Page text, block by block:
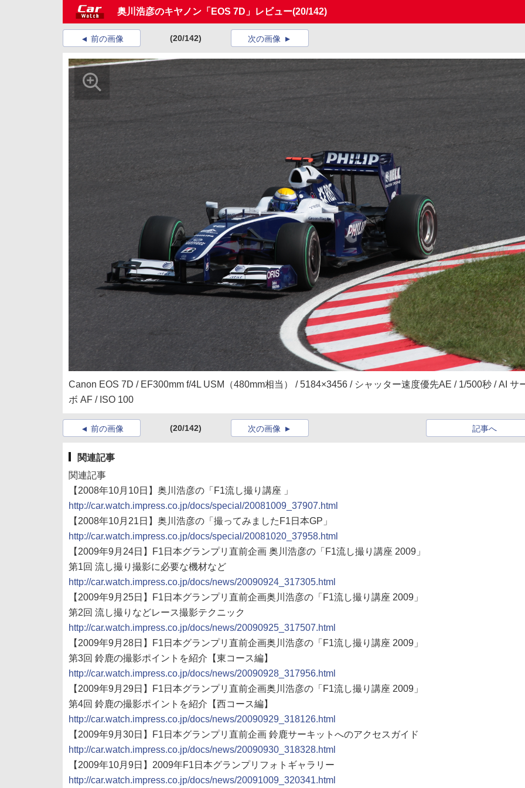
奥川浩彦のキヤノン「EOS 7D」レビュー(20/142)
前の画像 (20/142) 次の画像
Canon EOS 7D / EF300mm f/4L USM（480mm相当） / 5184×3456 / シャッター速度優先AE / 1/500秒 / AI サ
ボ AF / ISO 100
前の画像 (20/142) 記事へ
次の画像
関連記事
関連記事
【2008年10月10日】奥川浩彦の「F1流し撮り講座 」
http://car.watch.impress.co.jp/docs/special/20081009_37907.html
【2008年10月21日】奥川浩彦の「撮ってみましたF1日本GP」
http://car.watch.impress.co.jp/docs/special/20081020_37958.html
【2009年9月24日】F1日本グランプリ直前企画 奥川浩彦の「F1流し撮り講座 2009」
第1回 流し撮り撮影に必要な機材など
http://car.watch.impress.co.jp/docs/news/20090924_317305.html
【2009年9月25日】F1日本グランプリ直前企画奥川浩彦の「F1流し撮り講座 2009」
第2回 流し撮りなどレース撮影テクニック
http://car.watch.impress.co.jp/docs/news/20090925_317507.html
【2009年9月28日】F1日本グランプリ直前企画奥川浩彦の「F1流し撮り講座 2009」
第3回 鈴鹿の撮影ポイントを紹介【東コース編】
http://car.watch.impress.co.jp/docs/news/20090928_317956.html
【2009年9月29日】F1日本グランプリ直前企画奥川浩彦の「F1流し撮り講座 2009」
第4回 鈴鹿の撮影ポイントを紹介【西コース編】
http://car.watch.impress.co.jp/docs/news/20090929_318126.html
【2009年9月30日】F1日本グランプリ直前企画 鈴鹿サーキットへのアクセスガイド
http://car.watch.impress.co.jp/docs/news/20090930_318328.html
【2009年10月9日】2009年F1日本グランプリフォトギャラリー
http://car.watch.impress.co.jp/docs/news/20091009_320341.html